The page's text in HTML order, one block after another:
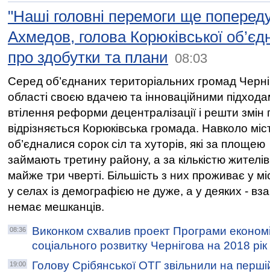
"Наші головні перемоги ще
Ахмедов, голова Корюківської
про здобутки та плани 08:03
Серед об’єднаних територіальних громад
області своєю вдачею та інноваційними
втілення реформи децентралізації і решти змін
відрізняється Корюківська громада. Навколо
об’єдналися сорок сіл та хуторів, які за площею
займають третину району, а за кількістю
майже три чверті. Більшість з них проживає у
у селах із демографією не дуже, а у деяких -
немає мешканців.
08:36
Виконком схвалив проект Програми
соціального розвитку Чернігова на 2018 рік
19:00
Голову Срібянської ОТГ звільнили на